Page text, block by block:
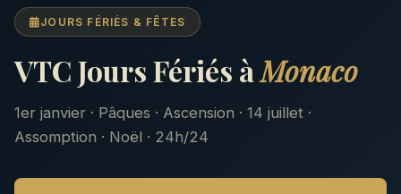
JOURS FÉRIÉS & FÊTES
VTC Jours Fériés àMonaco
1er janvier · Pâques · Ascension · 14 juillet ·
Assomption · Noël · 24h/24